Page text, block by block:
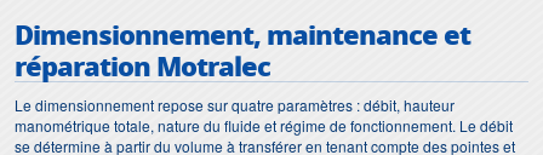
Dimensionnement, maintenance et
réparation Motralec
Le dimensionnement repose sur quatre paramètres : débit, hauteur
manométrique totale, nature du fluide et régime de fonctionnement. Le débit
se détermine à partir du volume à transférer en tenant compte des pointes et